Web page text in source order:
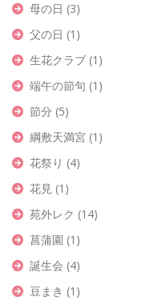
母の日 (3)
父の日 (1)
生花クラブ (1)
端午の節句 (1)
節分 (5)
綱敷天満宮 (1)
花祭り (4)
花見 (1)
苑外レク (14)
菖蒲園 (1)
誕生会 (4)
豆まき (1)